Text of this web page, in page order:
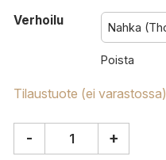
Verhoilu
Poista
Tilaustuote (ei varastossa)
- +